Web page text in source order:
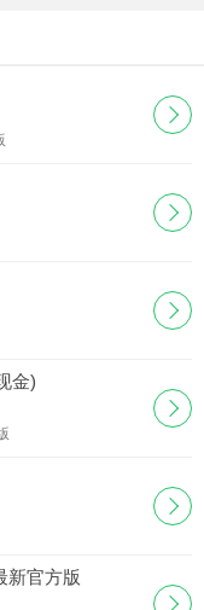
金)
新官方版